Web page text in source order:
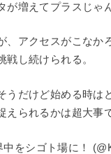
が増えてプラスじゃ
、アクセスがこなか
戦し続けられる。
うだけど始める時は
えられるかは超大事
をシゴト場に！